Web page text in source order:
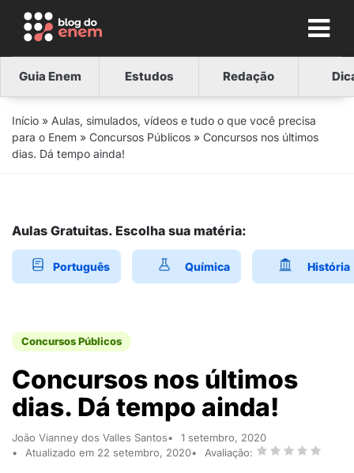
Guia Enem Estudos Redação
Início » Aulas, simulados, vídeos e tudo o que você precisa
para o Enem » Concursos Públicos » Concursos nos últimos
dias. Dá tempo ainda!
Aulas Gratuitas. Escolha sua matéria:
Português Química História
Concursos Públicos
Concursos nos últimos
dias. Dá tempo ainda!
João Vianney dos Valles Santos
1 setembro, 2020
Atualizado em 22 setembro, 2020
Avaliação: